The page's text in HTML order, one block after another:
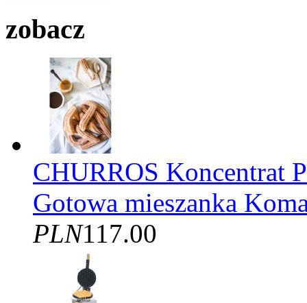
zobacz
CHURROS Koncentrat
Gotowa mieszanka
PLN117.00